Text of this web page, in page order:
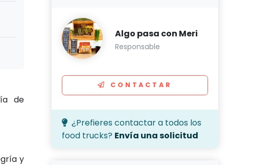
de
y
Algo pasa con Meri
Responsable
CONTACTAR
¿Prefieres contactar a todos los
food trucks? Envía una solicitud